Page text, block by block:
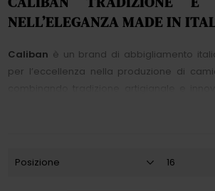
NELL’ELEGANZA MADE IN
Caliban è un brand di abbigliamento
per l’eccellenza nella produzione di
cuore della manifattura italiana, il marchio
apprezzano lo stile classico, ma con